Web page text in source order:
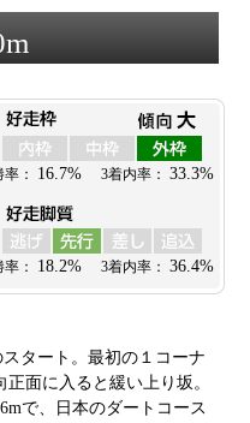
タート。最初の１コーナ
面に入ると緩い上り坂。
で、日本のダートコース